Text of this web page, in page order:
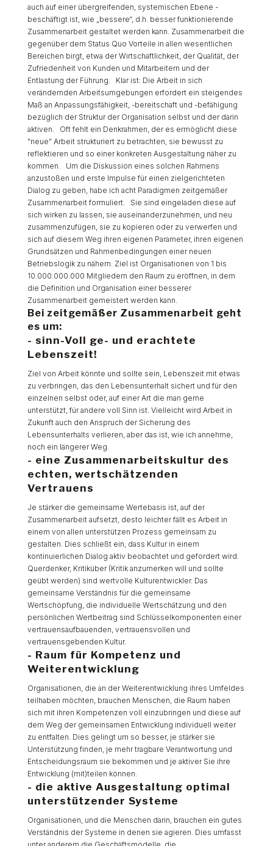
auch auf einer übergreifenden, systemischen Ebene -
beschäftigt ist, wie „bessere“, d.h. besser funktionierende
Zusammenarbeit gestaltet werden kann. Zusammenarbeit die
gegenüber dem Status Quo Vorteile in allen wesentlichen
Bereichen birgt, etwa der Wirtschaftlichkeit, der Qualität, der
Zufriedenheit von Kunden und Mitarbeitern und der
Entlastung der Führung. Klar ist: Die Arbeit in sich
verändernden Arbeitsumgebungen erfordert ein steigendes
Maß an Anpassungsfähigkeit, -bereitschaft und -befähigung
bezüglich der Struktur der Organisation selbst und der darin
aktiven. Oft fehlt ein Denkrahmen, der es ermöglicht diese
"neue" Arbeit strukturiert zu betrachten, sie bewusst zu
reflektieren und so einer konkreten Ausgestaltung näher zu
kommen. Um die Diskussion eines solchen Rahmens
anzustoßen und erste Impulse für einen zielgerichteten
Dialog zu geben, habe ich acht Paradigmen zeitgemäßer
Zusammenarbeit formuliert. Sie sind eingeladen diese auf
sich wirken zu lassen, sie auseinanderzunehmen, und neu
zusammenzufügen, sie zu kopieren oder zu verwerfen und
sich auf diesem Weg ihren eigenen Parameter, ihren eigenen
Grundsätzen und Rahmenbedingungen einer neuen
Betriebslogik zu nähern. Ziel ist Organisationen von 1 bis
10.000.000.000 Mitgliedern den Raum zu eröffnen, in dem
die Definition und Organisation einer besserer
Zusammenarbeit gemeistert werden kann.
Bei zeitgemäßer Zusammenarbeit geht
es um:
- sinn-Voll ge- und erachtete
Lebenszeit!
Ziel von Arbeit könnte und sollte sein, Lebenszeit mit etwas
zu verbringen, das den Lebensunterhalt sichert und für den
einzelnen selbst oder, auf einer Art die man gerne
unterstützt, für andere voll Sinn ist. Vielleicht wird Arbeit in
Zukunft auch den Anspruch der Sicherung des
Lebensunterhalts verlieren, aber das ist, wie ich annehme,
noch ein längerer Weg.
- eine Zusammenarbeitskultur des
echten, wertschätzenden
Vertrauens
Je stärker die gemeinsame Wertebasis ist, auf der
Zusammenarbeit aufsetzt, desto leichter fällt es Arbeit in
einem von allen unterstützen Prozess gemeinsam zu
gestalten. Dies schließt ein, dass Kultur in einem
kontinuierlichen Dialog aktiv beobachtet und gefordert wird.
Querdenker, Kritiküber (Kritik anzumerken will und sollte
geübt werden) sind wertvolle Kulturentwickler. Das
gemeinsame Verständnis für die gemeinsame
Wertschöpfung, die individuelle Wertschätzung und den
persönlichen Wertbeitrag sind Schlüsselkomponenten einer
vertrauensaufbauenden, vertrauensvollen und
vertrauensgebenden Kultur.
- Raum für Kompetenz und
Weiterentwicklung
Organisationen, die an der Weiterentwicklung ihres Umfeldes
teilhaben möchten, brauchen Menschen, die Raum haben
sich mit ihren Kompetenzen voll einzubringen und diese auf
dem Weg der gemeinsamen Entwicklung individuell weiter
zu entfalten. Dies gelingt um so besser, je stärker sie
Unterstützung finden, je mehr tragbare Verantwortung und
Entscheidungsraum sie bekommen und je aktiver Sie ihre
Entwicklung (mit)teilen können.
- die aktive Ausgestaltung optimal
unterstützender Systeme
Organisationen, und die Menschen darin, brauchen ein gutes
Verständnis der Systeme in denen sie agieren. Dies umfasst